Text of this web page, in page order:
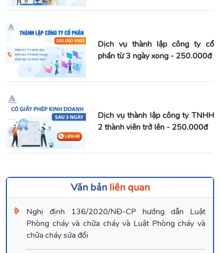
Dịch vụ thành lập công ty cổ
phần từ 3 ngày xong - 250.000đ
Dịch vụ thành lập công ty TNHH
2 thành viên trở lên - 250.000đ
Văn bảnliên quan
Nghị định 136/2020/NĐ-CP hướng dẫn Luật
Phòng cháy và chữa cháy và Luật Phòng cháy và
chữa cháy sửa đổi